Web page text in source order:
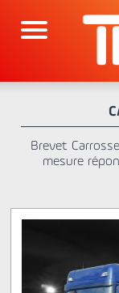
contenu
Brevet
mesure